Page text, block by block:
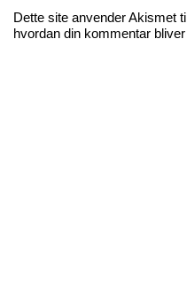
Dette site anvender Akismet
hvordan din kommentar